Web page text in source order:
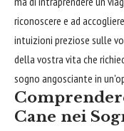
riconoscere e ad
intuizioni preziose sulle
della vostra vita che
sogno angosciante in
Cane nei